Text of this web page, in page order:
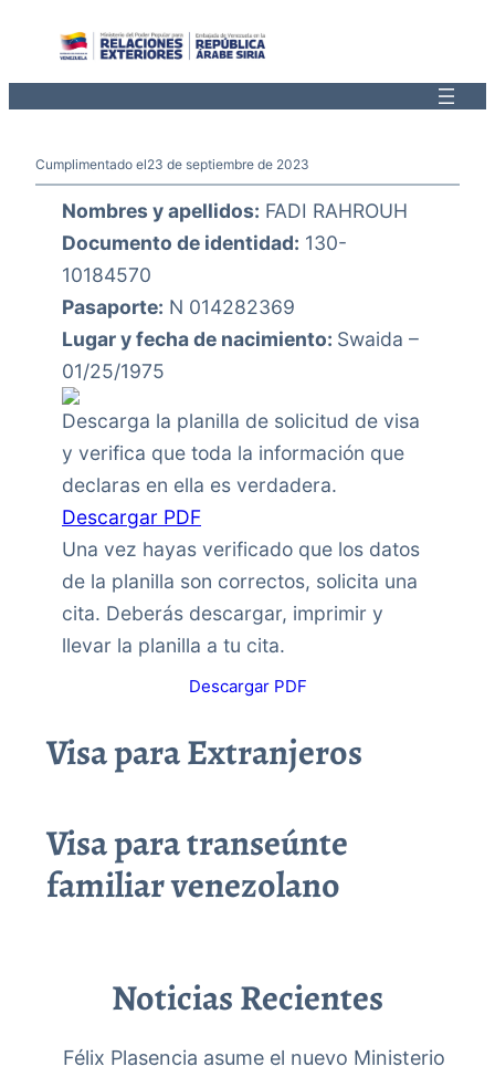
Cumplimentado el23 de septiembre de 2023
Nombres y apellidos: FADI RAHROUH
Documento de identidad: 130-
10184570
Pasaporte: N 014282369
Lugar y fecha de nacimiento: Swaida –
01/25/1975
Descarga la planilla de solicitud de visa
y verifica que toda la información que
declaras en ella es verdadera.
Descargar PDF
Una vez hayas verificado que los datos
de la planilla son correctos, solicita una
cita. Deberás descargar, imprimir y
llevar la planilla a tu cita.
Descargar PDF
Visa para Extranjeros
Visa para transeúnte
familiar venezolano
Noticias Recientes
Félix Plasencia asume el nuevo Ministerio